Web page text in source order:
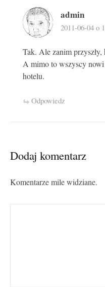
admin
2011-06-04 o
Tak. Ale zanim
A mimo to wszyscy
hotelu.
Odpowiedz
Dodaj komentarz
Komentarze mile widziane.